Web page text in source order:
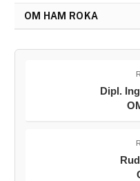
OM HAM ROKA
Dipl.